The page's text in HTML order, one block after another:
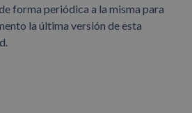
forma periódica a la misma para
la última versión de esta